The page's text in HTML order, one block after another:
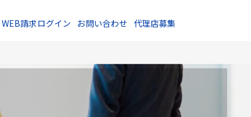
WEB請求ログイン お問い合わせ 代理店募集